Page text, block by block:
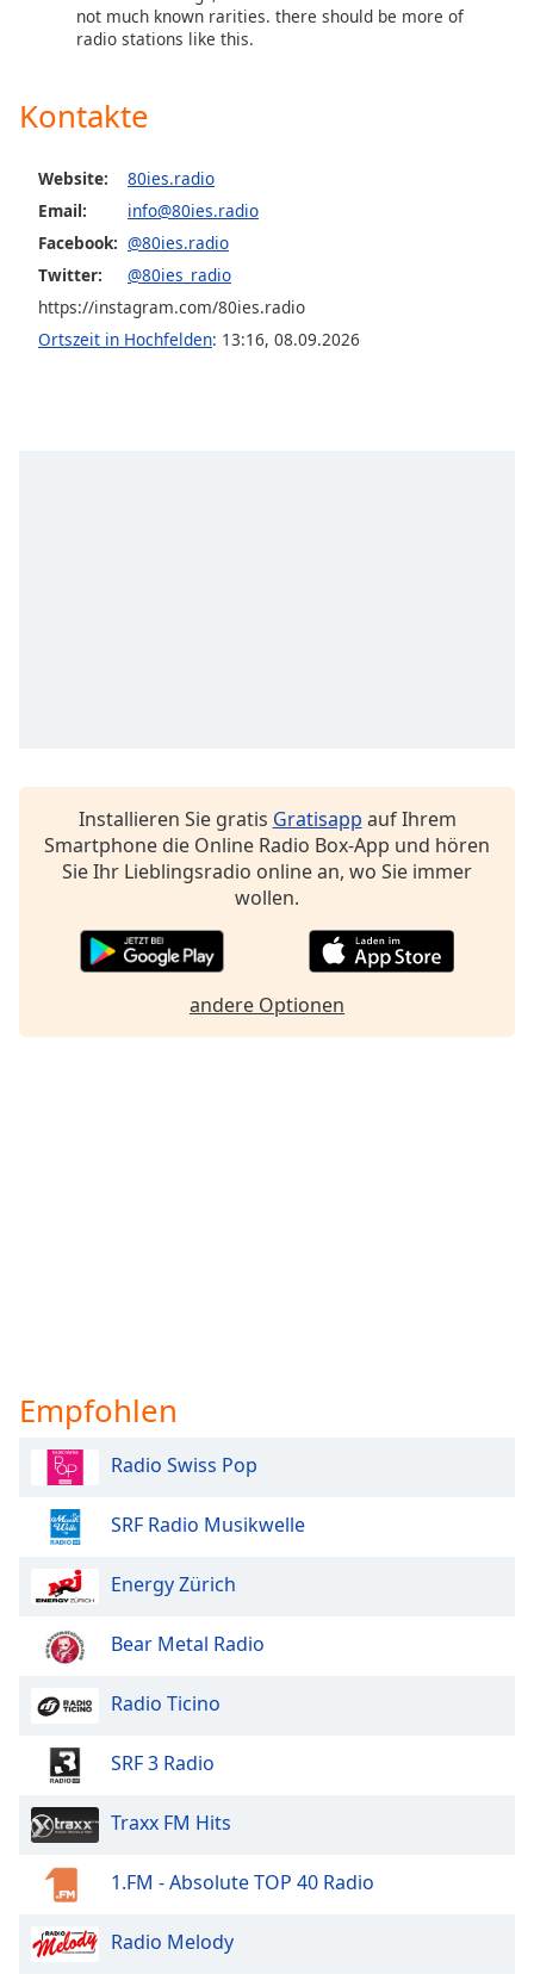
Area
Background
Color
Opacity
End
dialog
window.
not much known rarities. there should be more of
radio stations like this.
Kontakte
Website:
80ies.radio
Email:
info@80ies.radio
Facebook: @80ies.radio
Twitter:
@80ies_radio
https://instagram.com/80ies.radio
Ortszeit in Hochfelden: 13:16, 08.09.2026
Installieren Sie gratis Gratisapp auf Ihrem
Smartphone die Online Radio Box-App und hören
Sie Ihr Lieblingsradio online an, wo Sie immer
wollen.
andere Optionen
Empfohlen
Radio Swiss Pop
SRF Radio Musikwelle
Energy Zürich
Bear Metal Radio
Radio Ticino
SRF 3 Radio
Traxx FM Hits
1.FM - Absolute TOP 40 Radio
Radio Melody